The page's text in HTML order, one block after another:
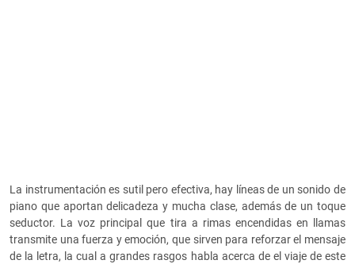
La instrumentación es sutil pero efectiva, hay líneas de un sonido de
piano que aportan delicadeza y mucha clase, además de un toque
seductor. La voz principal que tira a rimas encendidas en llamas
transmite una fuerza y emoción, que sirven para reforzar el mensaje
de la letra, la cual a grandes rasgos habla acerca de el viaje de este